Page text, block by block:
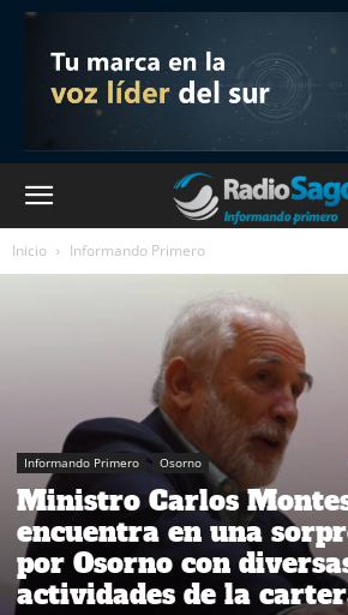
Inicio Informando Primero
Informando Primero Osorno
Ministro Carlos
encuentra en una
por Osorno con
actividades de la